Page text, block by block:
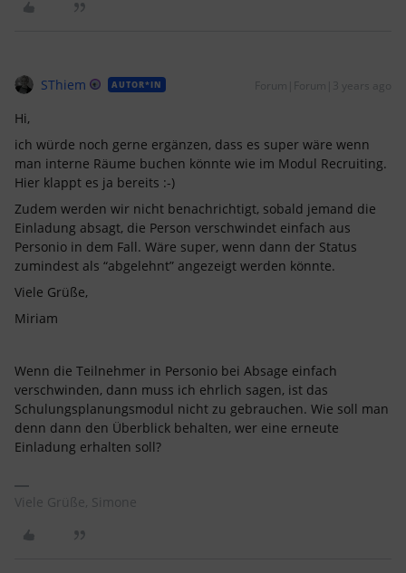
SThiem AUTOR*IN Forum|Forum|3 years ago
Hi,
ich würde noch gerne ergänzen, dass es super wäre wenn
man interne Räume buchen könnte wie im Modul Recruiting.
Hier klappt es ja bereits :-)
Zudem werden wir nicht benachrichtigt, sobald jemand die
Einladung absagt, die Person verschwindet einfach aus
Personio in dem Fall. Wäre super, wenn dann der Status
zumindest als “abgelehnt” angezeigt werden könnte.
Viele Grüße,
Miriam
Wenn die Teilnehmer in Personio bei Absage einfach
verschwinden, dann muss ich ehrlich sagen, ist das
Schulungsplanungsmodul nicht zu gebrauchen. Wie soll man
denn dann den Überblick behalten, wer eine erneute
Einladung erhalten soll?
Viele Grüße, Simone